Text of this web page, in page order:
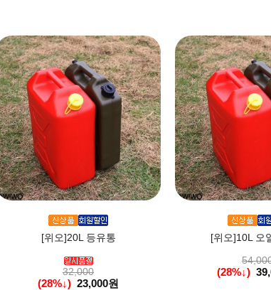
[위오]20L 등유통
32,000
(28%↓) 23,000원
[위오]10L 오
(28%↓)